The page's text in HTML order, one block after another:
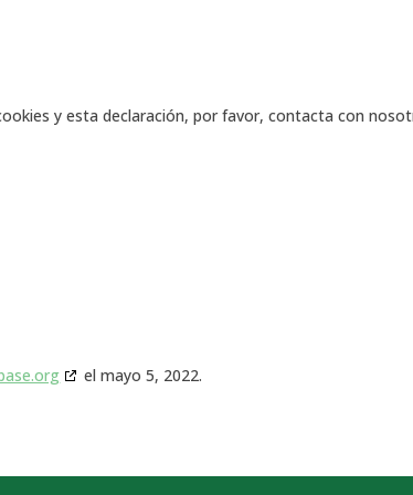
y esta declaración, por favor, contacta con
el mayo 5, 2022.